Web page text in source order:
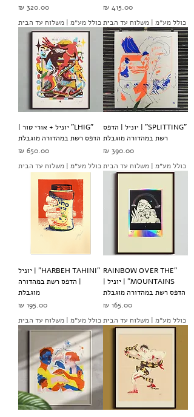
מחיר
כולל מע״מ | משלוח עד הבית
מחיר
כולל מע״מ | משלוח עד הבית
"SPLITTING" | יוניל | הדפס
רשת במהדורה מוגבלת
מחיר
כולל מע״מ | משלוח עד הבית
"LHIG" יוניל + אורי טור |
הדפס רשת במהדורה מוגבלת
מחיר
כולל מע״מ | משלוח עד הבית
"RAINBOW OVER THE
MOUNTAINS" | יוניל |
הדפס רשת במהדורה מוגבלת
מחיר
כולל מע״מ | משלוח עד הבית
"HARBEH TAHINI" | יוניל
| הדפס רשת במהדורה
מוגבלת
מחיר
כולל מע״מ | משלוח עד הבית